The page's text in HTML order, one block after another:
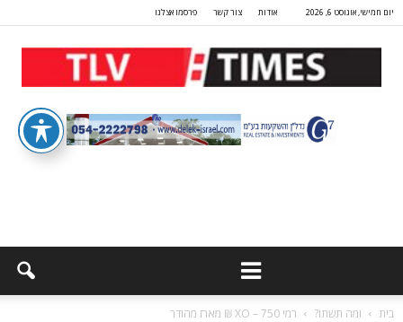
יום חמישי, אוגוסט 6, 2026 אודות צור קשר פרסמו אצלנו
בית ומה תשתו? רמי XO – 750 ₪ מארז מהודר